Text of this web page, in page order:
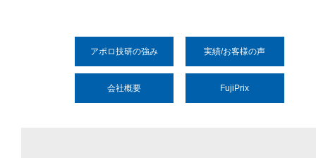
アポロ技研の強み 実績/お客様の声
会社概要 FujiPrix